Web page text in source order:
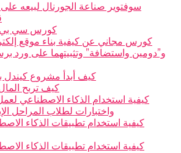
سوفتوير صناعة الجورنال لبيعه
كورس سي بي
كورس مجاني عن كيفية بناء موقع
و”دومين واستضافة” وتثبيتهما على ورد
كيف أبدأ مشروع
كيف تربح
كيفية استخدام الذكاء الاصطناعي
واختبارات لطلاب المراحل
كيفية استخدام تطبيقات الذكاء
كيفية استخدام تطبيقات الذكاء